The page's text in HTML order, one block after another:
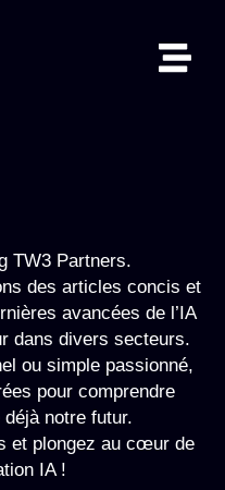
TW3 Partners.
des articles concis et
avancées de l’IA
dans divers secteurs.
ou simple passionné,
pour comprendre
déjà notre futur.
et plongez au cœur de
IA !